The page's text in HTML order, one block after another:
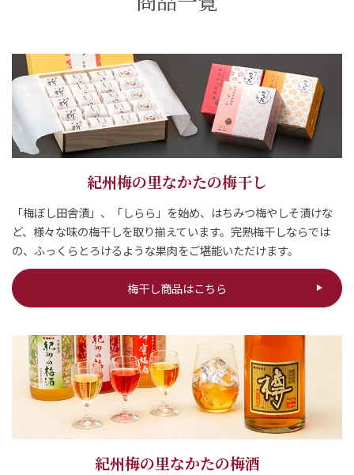
お問い合わせ
0120-12-2486
【営業時間】8:30～17:30
お問い合わせフォームはこちら
閉じる
紀州梅の里なかたの梅干し
「梅ぼし田舎漬」、「しらら」を始め、はちみつ梅やしそ漬けな
ど、様々な味の梅干しを取り揃えています。完熟梅干しならでは
の、ふっくらとろけるような果肉をご堪能いただけます。
梅干し商品はこちら
紀州梅の里なかたの梅酒